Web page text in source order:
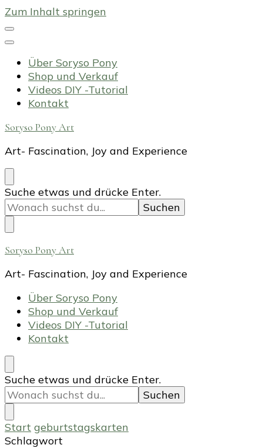
Zum Inhalt springen
Über Soryso Pony
Shop und Verkauf
Videos DIY -Tutorial
Kontakt
Soryso Pony Art
Art- Fascination, Joy and Experience
Suchst
du
nach
etwas?
Suche etwas und drücke Enter.
Soryso Pony Art
Art- Fascination, Joy and Experience
Über Soryso Pony
Shop und Verkauf
Videos DIY -Tutorial
Kontakt
Suchst
du
nach
etwas?
Suche etwas und drücke Enter.
Start geburtstagskarten
Schlagwort